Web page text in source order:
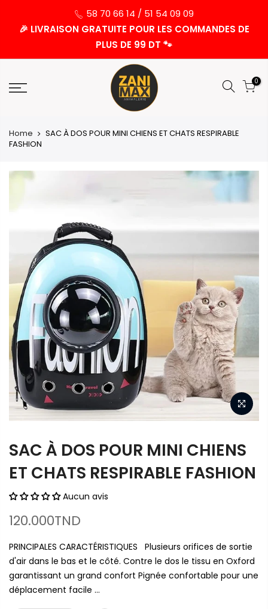
58 70 66 14 / 51 54 09 09
🎉 LIVRAISON GRATUITE POUR LES COMMANDES DE
PLUS DE 99 DT 🐾
0
Home
SAC À DOS POUR MINI CHIENS ET CHATS RESPIRABLE
FASHION
SAC À DOS POUR MINI CHIENS
ET CHATS RESPIRABLE FASHION
Aucun avis
120.000TND
PRINCIPALES CARACTÉRISTIQUES Plusieurs orifices de sortie
d'air dans le bas et le côté. Contre le dos le tissu en Oxford
garantissant un grand confort Pignée confortable pour une
déplacement facile ...